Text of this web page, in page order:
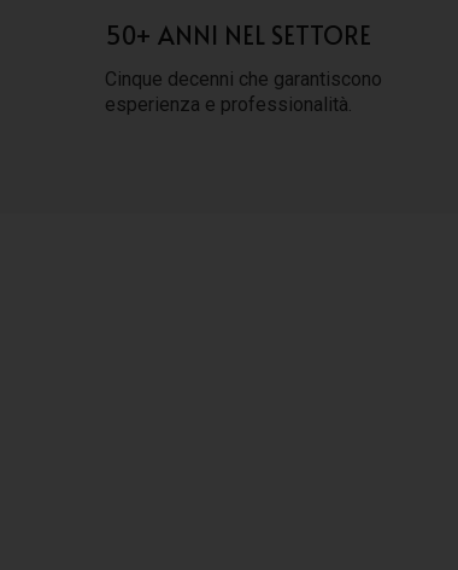
50+ ANNI NEL SETTORE
Cinque decenni che garantiscono
esperienza e professionalità.